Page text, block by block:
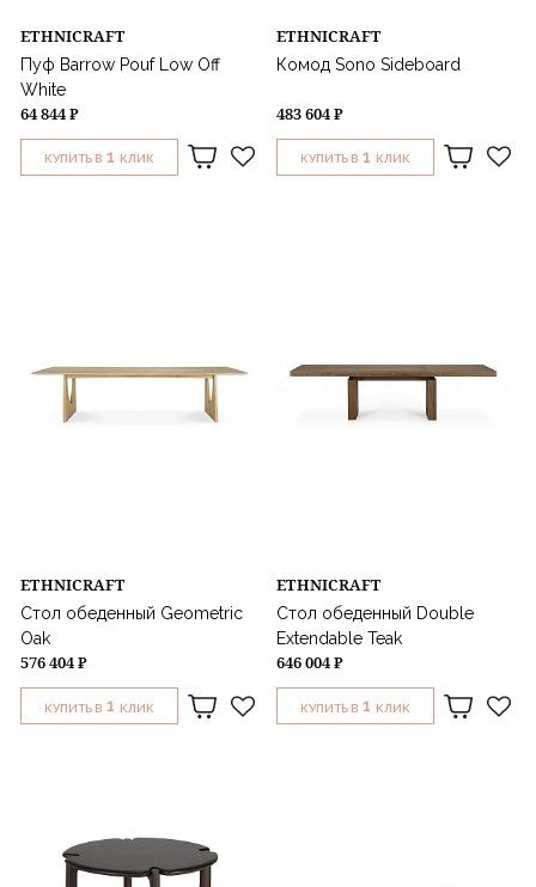
ETHNICRAFT
Пуф Barrow Pouf Low Off
White
64 844 ₽
КУПИТЬ В 1 КЛИК
ETHNICRAFT
Комод Sono Sideboard
483 604 ₽
КУПИТЬ В 1 КЛИК
ETHNICRAFT
Стол обеденный Geometric
Oak
576 404 ₽
КУПИТЬ В 1 КЛИК
ETHNICRAFT
Стол обеденный Double
Extendable Teak
646 004 ₽
КУПИТЬ В 1 КЛИК